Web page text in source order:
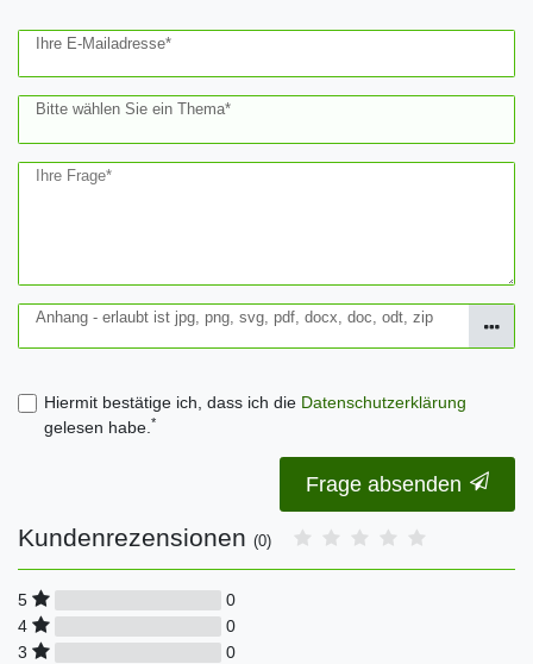
Ihre E-Mailadresse*
Bitte wählen Sie ein Thema*
Ihre Frage*
Anhang - erlaubt ist jpg, png, svg, pdf, docx, doc, odt, zip
Hiermit bestätige ich, dass ich die Daten­schutz­erklärung
gelesen habe.*
Frage absenden
Kundenrezensionen (0)
5
0
4
0
3
0